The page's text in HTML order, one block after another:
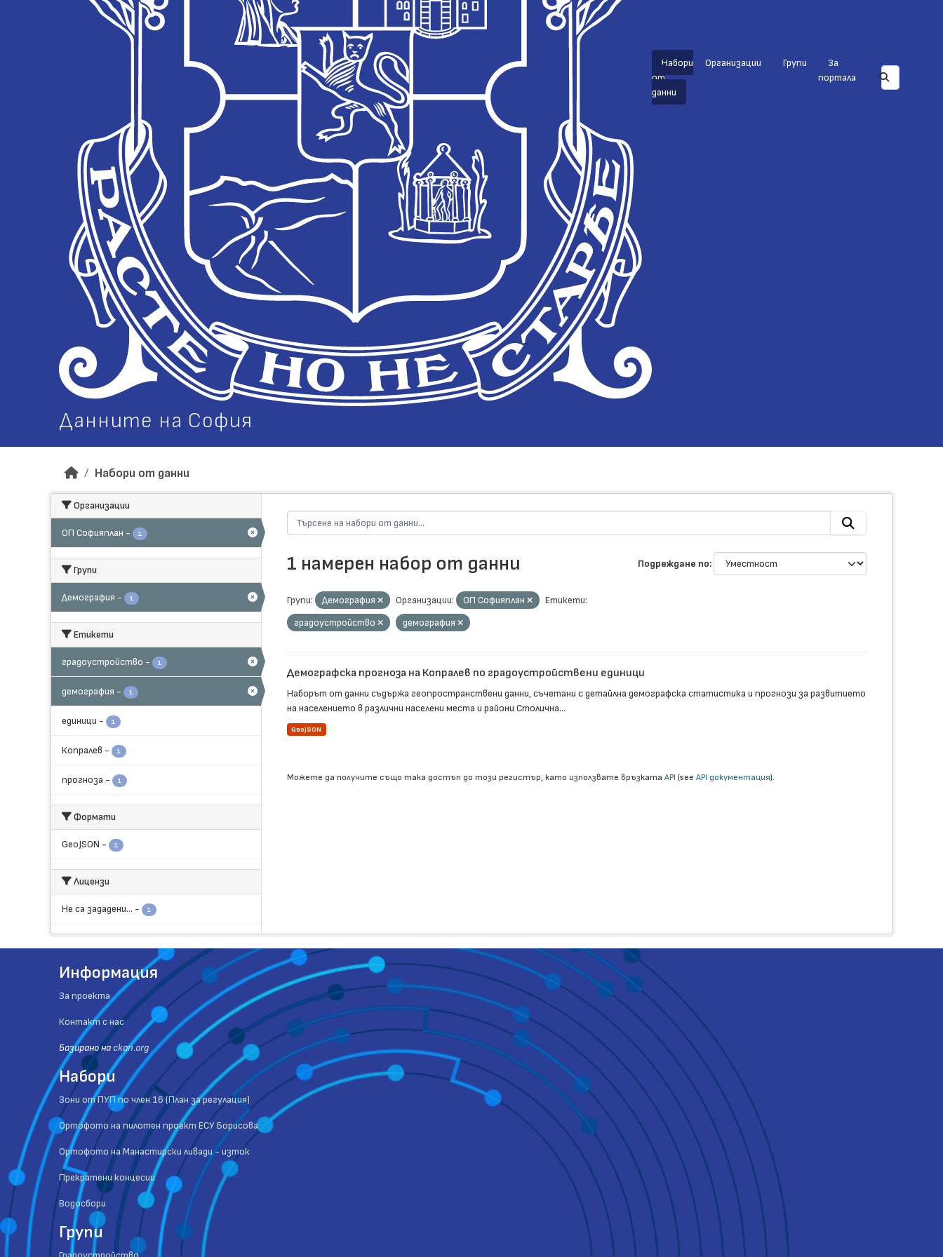
Данните на София
Набори
от
данни
Организации Групи
За
портала
Набори от данни
Организации
ОП Софияплан - 1
Групи
Демография - 1
Етикети
градоустройство - 1
демография - 1
единици - 1
Копралев - 1
прогноза - 1
Формати
GeoJSON - 1
Лицензи
Не са зададени... - 1
Подреждане по
1 намерен набор от данни
Групи: Демография Организации: ОП Софияплан
Етикети:
градоустройство
демография
Демографска прогноза на Копралев по градоустройствени единици
Наборът от данни съдържа геопространствени данни, съчетани с детайлна демографска статистика и прогнози за развитието
на населението в различни населени места и райони Столична...
GeoJSON
Можете да получите също така достъп до този регистър, като използвате връзката API (see API документация).
Информация
За проекта
Контакт с нас
Базиранo на ckan.org
Набори
Зони от ПУП по член 16 (План за регулация)
Ортофото на пилотен проект ЕСУ Борисова
Ортофото на Манастирски ливади - изток
Прекратени концесии
Водосбори
Групи